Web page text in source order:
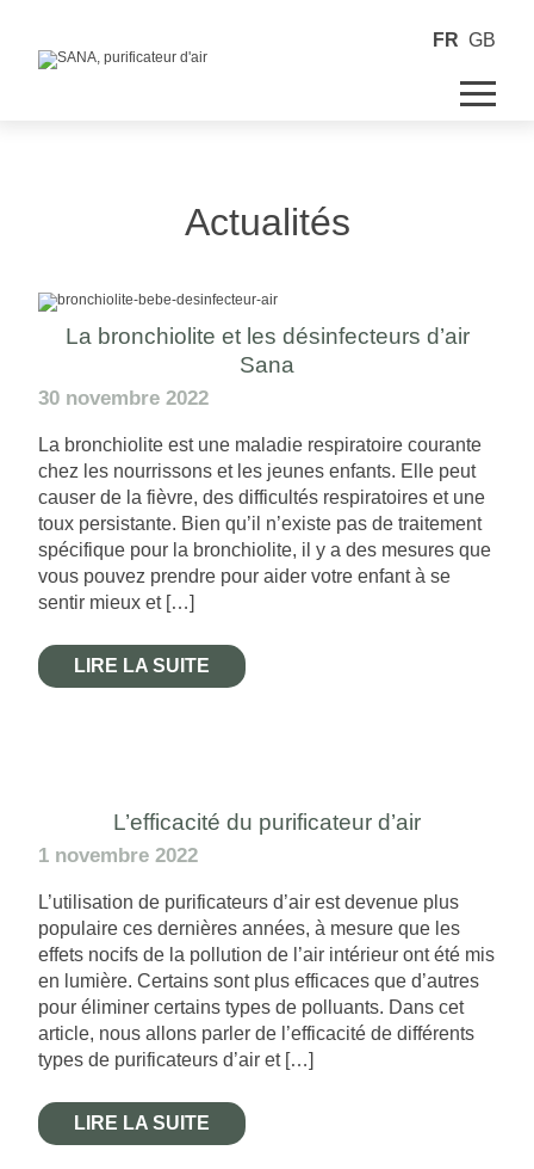
FR GB
Actualités
La bronchiolite et les désinfecteurs d’air
Sana
30 novembre 2022
La bronchiolite est une maladie respiratoire courante
chez les nourrissons et les jeunes enfants. Elle peut
causer de la fièvre, des difficultés respiratoires et une
toux persistante. Bien qu’il n’existe pas de traitement
spécifique pour la bronchiolite, il y a des mesures que
vous pouvez prendre pour aider votre enfant à se
sentir mieux et […]
LIRE LA SUITE
L’efficacité du purificateur d’air
1 novembre 2022
L’utilisation de purificateurs d’air est devenue plus
populaire ces dernières années, à mesure que les
effets nocifs de la pollution de l’air intérieur ont été mis
en lumière. Certains sont plus efficaces que d’autres
pour éliminer certains types de polluants. Dans cet
article, nous allons parler de l’efficacité de différents
types de purificateurs d’air et […]
LIRE LA SUITE